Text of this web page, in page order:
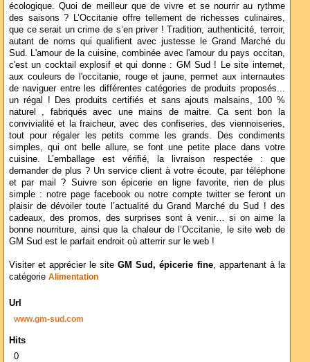
écologique. Quoi de meilleur que de vivre et se nourrir au rythme
des saisons ? L’Occitanie offre tellement de richesses culinaires,
que ce serait un crime de s’en priver ! Tradition, authenticité, terroir,
autant de noms qui qualifient avec justesse le Grand Marché du
Sud. L'amour de la cuisine, combinée avec l'amour du pays occitan,
c'est un cocktail explosif et qui donne : GM Sud ! Le site internet,
aux couleurs de l'occitanie, rouge et jaune, permet aux internautes
de naviguer entre les différentes catégories de produits proposés...
un régal ! Des produits certifiés et sans ajouts malsains, 100 %
naturel , fabriqués avec une mains de maitre. Ca sent bon la
convivialité et la fraicheur, avec des confiseries, des viennoiseries,
tout pour régaler les petits comme les grands. Des condiments
simples, qui ont belle allure, se font une petite place dans votre
cuisine. L’emballage est vérifié, la livraison respectée : que
demander de plus ? Un service client à votre écoute, par téléphone
et par mail ? Suivre son épicerie en ligne favorite, rien de plus
simple : notre page facebook ou notre compte twitter se feront un
plaisir de dévoiler toute l’actualité du Grand Marché du Sud ! des
cadeaux, des promos, des surprises sont à venir… si on aime la
bonne nourriture, ainsi que la chaleur de l’Occitanie, le site web de
GM Sud est le parfait endroit où atterrir sur le web !
Visiter et apprécier le siteGM Sud, épicerie fine, appartenant à la
catégorie Alimentation
Url
www.gm-sud.com
Hits
0